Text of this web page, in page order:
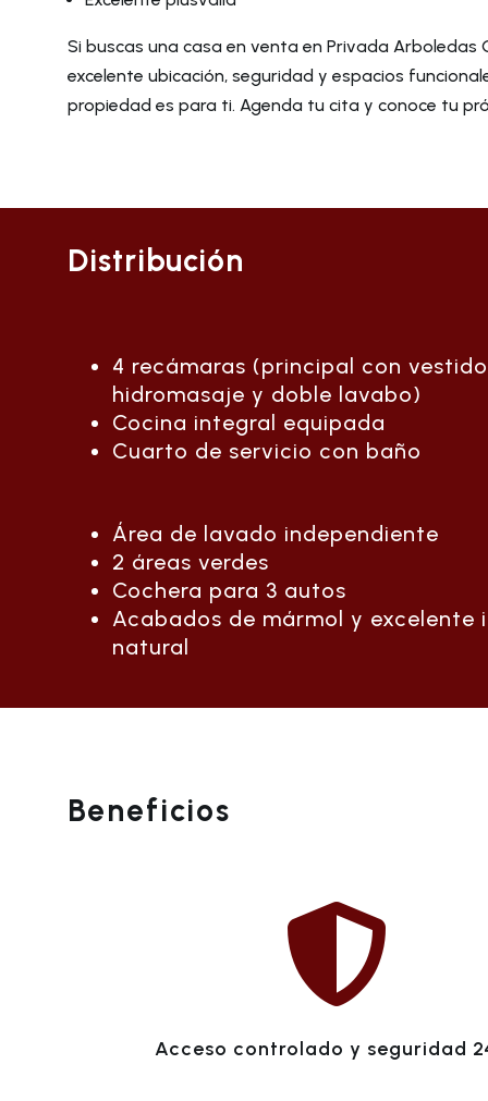
Si buscas una casa en venta en Privada Arboledas
excelente ubicación, seguridad y espacios
propiedad es para ti. Agenda tu cita y conoce tu
Distribución
4 recámaras (principal con
hidromasaje y doble lavabo)
Cocina integral equipada
Cuarto de servicio con baño
Área de lavado independiente
2 áreas verdes
Cochera para 3 autos
Acabados de mármol y excelente
natural
Beneficios

Acceso controlado y seguridad